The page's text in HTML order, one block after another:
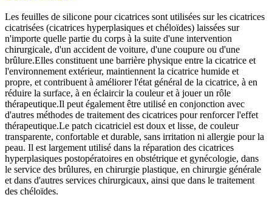
Les feuilles de silicone pour cicatrices sont utilisées sur les cicatrices
cicatrisées (cicatrices hyperplasiques et chéloïdes) laissées sur
n'importe quelle partie du corps à la suite d'une intervention
chirurgicale, d'un accident de voiture, d'une coupure ou d'une
brûlure.Elles constituent une barrière physique entre la cicatrice et
l'environnement extérieur, maintiennent la cicatrice humide et
propre, et contribuent à améliorer l'état général de la cicatrice, à en
réduire la surface, à en éclaircir la couleur et à jouer un rôle
thérapeutique.Il peut également être utilisé en conjonction avec
d'autres méthodes de traitement des cicatrices pour renforcer l'effet
thérapeutique.Le patch cicatriciel est doux et lisse, de couleur
transparente, confortable et durable, sans irritation ni allergie pour la
peau. Il est largement utilisé dans la réparation des cicatrices
hyperplasiques postopératoires en obstétrique et gynécologie, dans
le service des brûlures, en chirurgie plastique, en chirurgie générale
et dans d'autres services chirurgicaux, ainsi que dans le traitement
des chéloïdes.